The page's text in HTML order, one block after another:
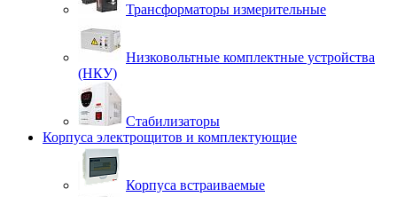
Трансформаторы измерительные
Низковольтные комплектные устройства
(НКУ)
Стабилизаторы
Корпуса электрощитов и комплектующие
Корпуса встраиваемые